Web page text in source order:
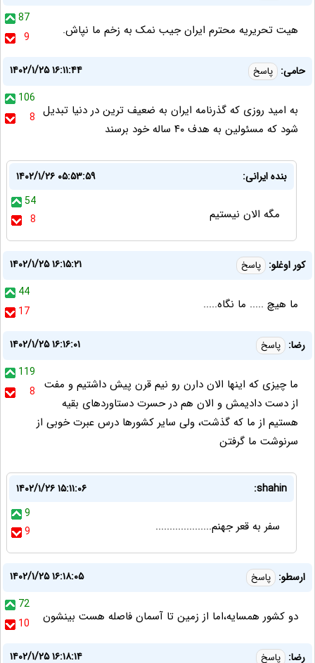
87
9
هیت تحریریه محترم ایران جیب نمک به زخم ما نپاش.
حامی: پاسخ
۱۴۰۲/۱/۲۵ ۱۶:۱۱:۴۴
106
8 به امید روزی که گذرنامه ایران به ضعیف ترین در دنیا تبدیل
شود که مسئولین به هدف ۴۰ ساله خود برسند
بنده ایرانی:
۱۴۰۲/۱/۲۶ ۰۵:۵۳:۵۹
54
8
مگه الان نیستیم
کور اوغلو: پاسخ
۱۴۰۲/۱/۲۵ ۱۶:۱۵:۲۱
44
17
ما هیچ ..... ما نگاه.....
رضا: پاسخ
۱۴۰۲/۱/۲۵ ۱۶:۱۶:۰۱
119
8
ما چیزی که اینها الان دارن رو نیم قرن پیش داشتیم و مفت
از دست دادیمش و الان هم در حسرت دستاوردهای بقیه
هستیم از ما که گذشت، ولی سایر کشورها درس عبرت خوبی از
سرنوشت ما گرفتن
shahin:
۱۴۰۲/۱/۲۶ ۱۵:۱۱:۰۶
9
9
سفر به قعر جهنم....................
ارسطو: پاسخ
۱۴۰۲/۱/۲۵ ۱۶:۱۸:۰۵
72
10
دو کشور همسایه،اما از زمین تا آسمان فاصله هست بینشون
رضا: پاسخ ۱۴۰۲/۱/۲۵ ۱۶:۱۸:۱۴